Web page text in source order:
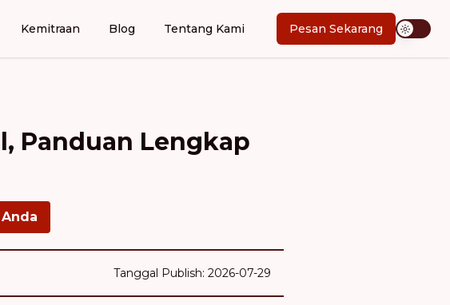
Kemitraan Blog Tentang Kami Pesan Sekarang
Panduan Lengkap
Tanggal Publish: 2026-07-29